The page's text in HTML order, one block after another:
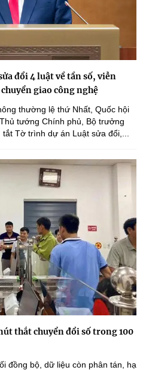
đổi 4 luật về tần số, viễn
giao công nghệ
thường lệ thứ Nhất, Quốc hội
tướng Chính phủ, Bộ trưởng
Tờ trình dự án Luật sửa đổi,...
thắt chuyển đổi số trong 100
đồng bộ, dữ liệu còn phân tán, hạ